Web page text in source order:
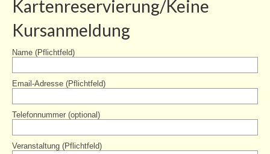
Kartenreservierung/Keine
Kursanmeldung
Name (Pflichtfeld)
Email-Adresse (Pflichtfeld)
Telefonnummer (optional)
Veranstaltung (Pflichtfeld)